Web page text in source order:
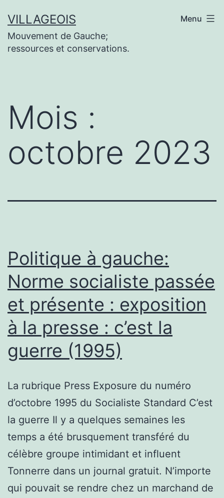
au
contenu
VILLAGEOIS
Mouvement de Gauche;
ressources et conservations.
Menu
Mois :
octobre 2023
Politique à gauche:
Norme socialiste passée
et présente : exposition
à la presse : c’est la
guerre (1995)
La rubrique Press Exposure du numéro
d’octobre 1995 du Socialiste Standard C’est
la guerre Il y a quelques semaines les
temps a été brusquement transféré du
célèbre groupe intimidant et influent
Tonnerre dans un journal gratuit. N’importe
qui pouvait se rendre chez un marchand de